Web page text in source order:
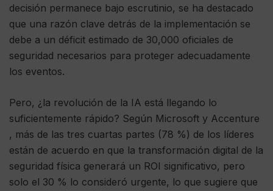
decisión permanece bajo escrutinio, se ha destacado
que una razón clave detrás de la implementación se
debe a un déficit estimado de 30,000 oficiales de
seguridad necesarios para proteger adecuadamente
los eventos.
Pero, ¿la revolución de la IA está llegando lo
suficientemente rápido? Según Microsoft y Accenture
, más de las tres cuartas partes (78 %) de los líderes
están de acuerdo en que la transformación digital de la
seguridad física generará un ROI significativo, pero
solo el 30 % lo consideró urgente, lo que sugiere que